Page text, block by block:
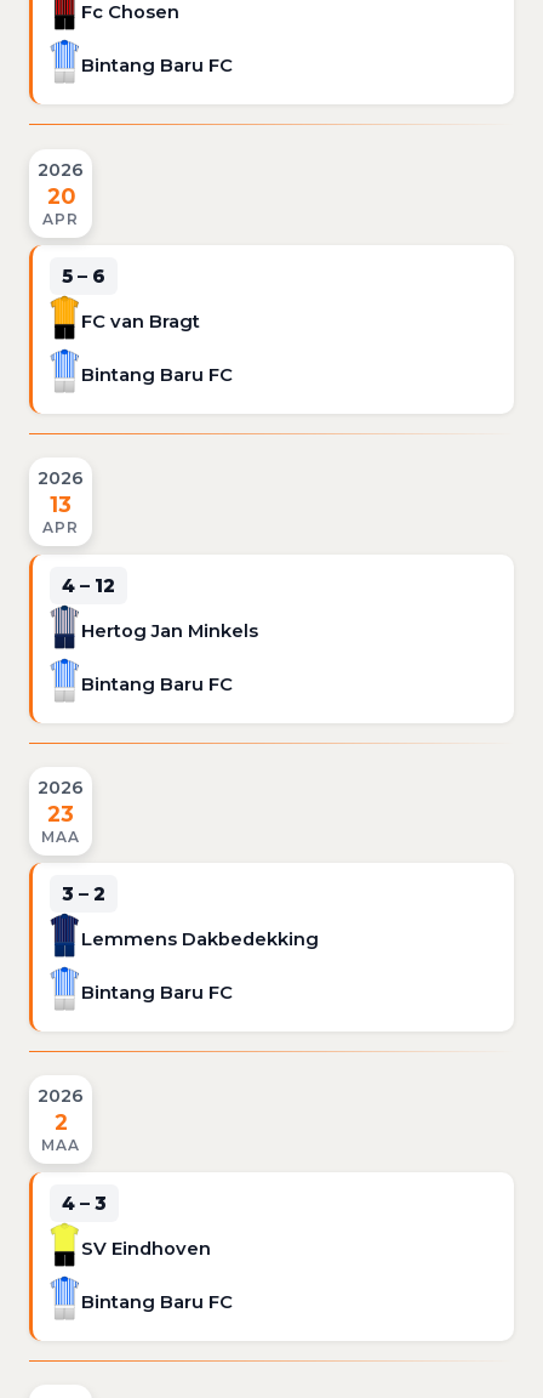
Fc Chosen
Bintang Baru FC
2026
20
APR
5 – 6
FC van Bragt
Bintang Baru FC
2026
13
APR
4 – 12
Hertog Jan Minkels
Bintang Baru FC
2026
23
MAA
3 – 2
Lemmens Dakbedekking
Bintang Baru FC
2026
2
MAA
4 – 3
SV Eindhoven
Bintang Baru FC